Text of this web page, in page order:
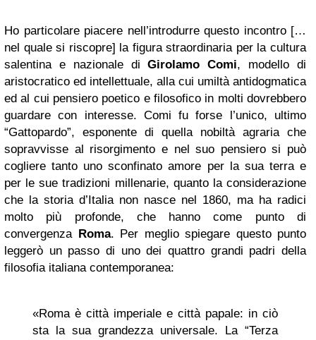
Ho particolare piacere nell’introdurre questo incontro […
nel quale si riscopre] la figura straordinaria per la cultura
salentina e nazionale diGirolamo Comi, modello di
aristocratico ed intellettuale, alla cui umiltà antidogmatica
ed al cui pensiero poetico e filosofico in molti dovrebbero
guardare con interesse. Comi fu forse l’unico, ultimo
“Gattopardo”, esponente di quella nobiltà agraria che
sopravvisse al risorgimento e nel suo pensiero si può
cogliere tanto uno sconfinato amore per la sua terra e
per le sue tradizioni millenarie, quanto la considerazione
che la storia d’Italia non nasce nel 1860, ma ha radici
molto più profonde, che hanno come punto di
convergenza Roma. Per meglio spiegare questo punto
leggerò un passo di uno dei quattro grandi padri della
filosofia italiana contemporanea:
«Roma è città imperiale e città papale: in ciò
sta la sua grandezza universale. La “Terza